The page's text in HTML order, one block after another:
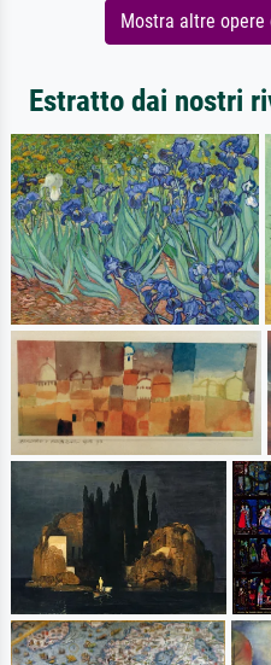
Mostra altre opere
Estratto dai nostri